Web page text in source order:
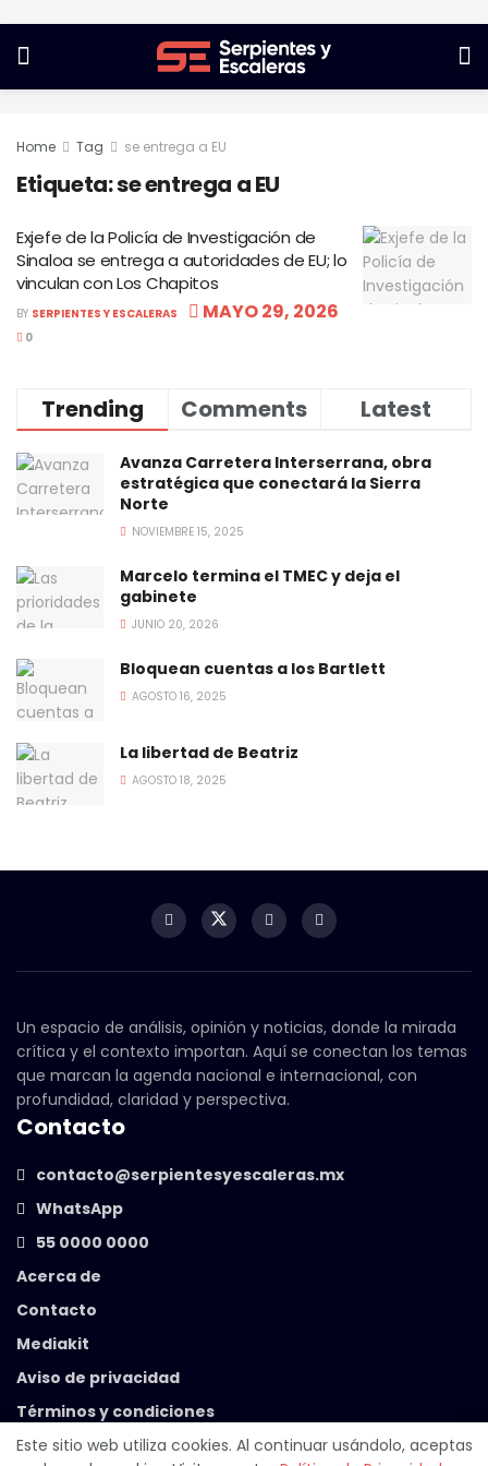
Home Tag se entrega a EU
Etiqueta:se entrega a EU
Exjefe de la Policía de Investigación de
Sinaloa se entrega a autoridades de EU; lo
vinculan con Los Chapitos
BY SERPIENTES Y ESCALERAS MAYO 29, 2026
0
Trending Comments Latest
Avanza Carretera Interserrana, obra
estratégica que conectará la Sierra
Norte
NOVIEMBRE 15, 2025
Marcelo termina el TMEC y deja el
gabinete
JUNIO 20, 2026
Bloquean cuentas a los Bartlett
AGOSTO 16, 2025
La libertad de Beatriz
AGOSTO 18, 2025
Un espacio de análisis, opinión y noticias, donde la mirada
crítica y el contexto importan. Aquí se conectan los temas
que marcan la agenda nacional e internacional, con
profundidad, claridad y perspectiva.
Contacto
contacto@serpientesyescaleras.mx
WhatsApp
55 0000 0000
Acerca de
Contacto
Mediakit
Aviso de privacidad
Términos y condiciones
Este sitio web utiliza cookies. Al continuar usándolo, aceptas